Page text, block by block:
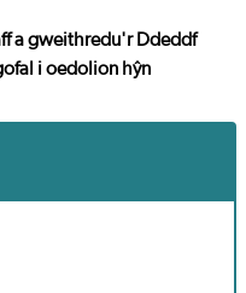
a gweithredu'r Ddeddf
i oedolion hŷn